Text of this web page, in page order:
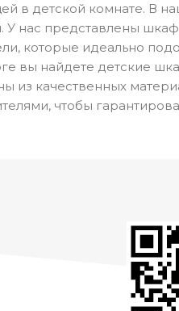
в детской комнате. В
нас представлены
которые идеально
вы найдете детские
из качественных
чтобы